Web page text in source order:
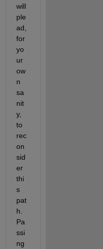
will
ple
ad,
for
yo
ur
ow
n
sa
nit
y,
to
rec
on
sid
er
thi
s
pat
h.
Pa
ssi
ng